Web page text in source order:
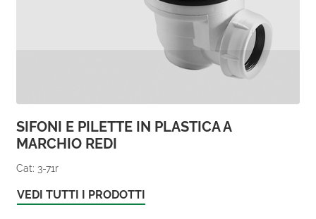
SIFONI E PILETTE IN PLASTICA A
MARCHIO REDI
Cat: 3-71r
VEDI TUTTI I PRODOTTI